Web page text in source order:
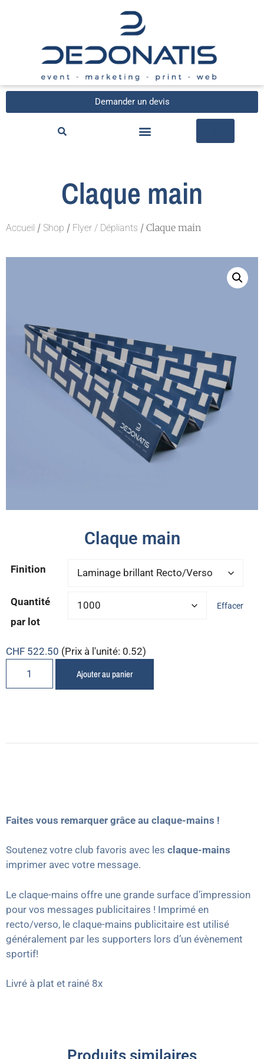
Demander un devis
Claque main
Accueil / Shop / Flyer / Dépliants / Claque main
Claque main
Finition
Quantité
par lot
Effacer
CHF 522.50 (Prix à l'unité: 0.52)
Ajouter au panier
Faites vous remarquer grâce au claque-mains !
Soutenez votre club favoris avec les claque-mains
imprimer avec votre message.
Le claque-mains offre une grande surface d’impression
pour vos messages publicitaires ! Imprimé en
recto/verso, le claque-mains publicitaire est utilisé
généralement par les supporters lors d’un évènement
sportif!
Livré à plat et rainé 8x
Produits similaires